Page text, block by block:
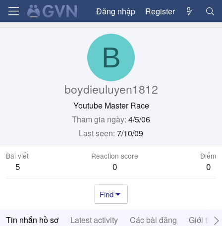
Đăng nhập Register
B
boydieuluyen1812
Youtube Master Race
Tham gia ngày 4/5/06
Last seen 7/10/09
Bài viết
5
Reaction score
0
Điểm
0
Find
Tin nhắn hồ sơ Latest activity Các bài đăng Giới thiệu